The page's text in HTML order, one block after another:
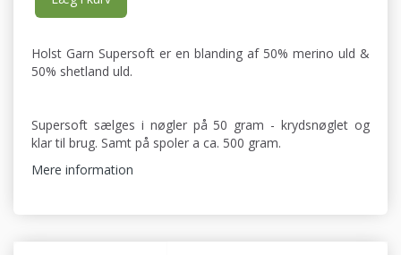
Holst Garn Supersoft er en blanding af 50% merino uld &
50% shetland uld.
Supersoft sælges i nøgler på 50 gram - krydsnøglet og
klar til brug. Samt på spoler a ca. 500 gram.
Mere information